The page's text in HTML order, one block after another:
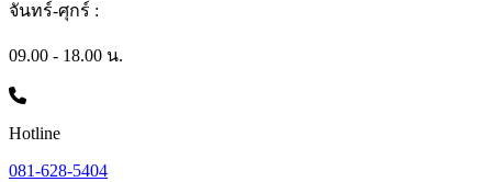
จันทร์-ศุกร์ :
09.00 - 18.00 น.
Hotline
081-628-5404